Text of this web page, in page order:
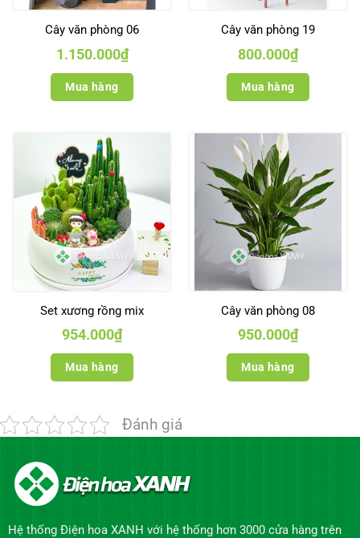
Cây văn phòng 06
1.150.000₫
Mua hàng
Cây văn phòng 19
800.000₫
Mua hàng
Set xương rồng mix
954.000₫
Mua hàng
Cây văn phòng 08
950.000₫
Mua hàng
Đánh giá
Hệ thống Điện hoa XANH với hệ thống hơn 3000 cửa hàng trên